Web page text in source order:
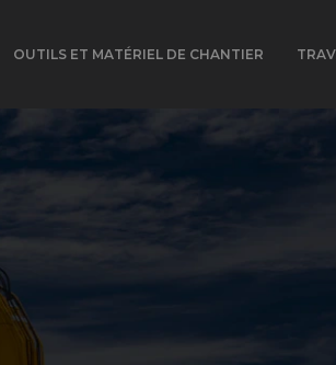
OUTILS ET MATÉRIEL DE CHANTIER